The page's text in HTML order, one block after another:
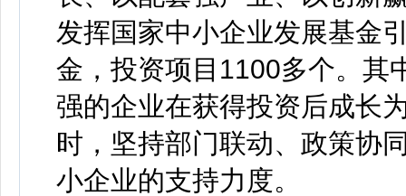
发挥国家中小企业发展基金
金，投资项目1100多个。其
强的企业在获得投资后成长
时，坚持部门联动、政策协
小企业的支持力度。